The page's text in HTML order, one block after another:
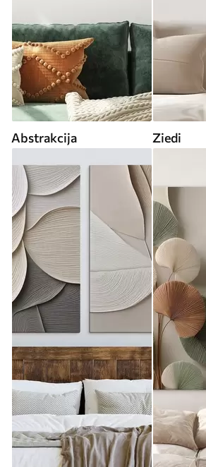
Abstrakcija Ziedi